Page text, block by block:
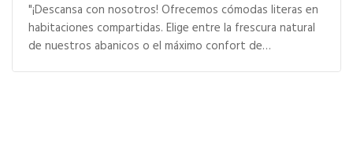
"¡Descansa con nosotros! Ofrecemos cómodas literas en
habitaciones compartidas. Elige entre la frescura natural
de nuestros abanicos o el máximo confort de…